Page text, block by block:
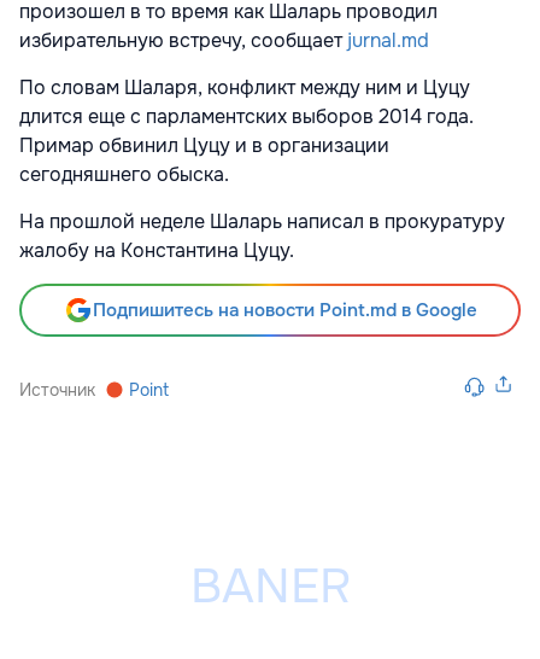
произошел в то время как Шаларь проводил
избирательную встречу, сообщаетjurnal.md
По словам Шаларя, конфликт между ним и Цуцу
длится еще с парламентских выборов 2014 года.
Примар обвинил Цуцу и в организации
сегодняшнего обыска.
На прошлой неделе Шаларь написал в прокуратуру
жалобу на Константина Цуцу.
Подпишитесь на новости Point.md в Google
Источник Point